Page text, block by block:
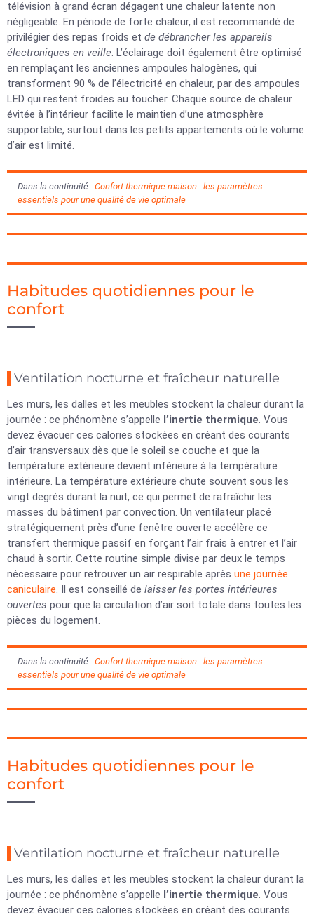
télévision à grand écran dégagent une chaleur latente non
négligeable. En période de forte chaleur, il est recommandé de
privilégier des repas froids et de débrancher les appareils
électroniques en veille. L’éclairage doit également être optimisé
en remplaçant les anciennes ampoules halogènes, qui
transforment 90 % de l’électricité en chaleur, par des ampoules
LED qui restent froides au toucher. Chaque source de chaleur
évitée à l’intérieur facilite le maintien d’une atmosphère
supportable, surtout dans les petits appartements où le volume
d’air est limité.
Dans la continuité : Confort thermique maison : les paramètres
essentiels pour une qualité de vie optimale
Habitudes quotidiennes pour le
confort
Ventilation nocturne et fraîcheur naturelle
Les murs, les dalles et les meubles stockent la chaleur durant la
journée : ce phénomène s’appelle l’inertie thermique. Vous
devez évacuer ces calories stockées en créant des courants
d’air transversaux dès que le soleil se couche et que la
température extérieure devient inférieure à la température
intérieure. La température extérieure chute souvent sous les
vingt degrés durant la nuit, ce qui permet de rafraîchir les
masses du bâtiment par convection. Un ventilateur placé
stratégiquement près d’une fenêtre ouverte accélère ce
transfert thermique passif en forçant l’air frais à entrer et l’air
chaud à sortir. Cette routine simple divise par deux le temps
nécessaire pour retrouver un air respirable après une journée
caniculaire. Il est conseillé de laisser les portes intérieures
ouvertes pour que la circulation d’air soit totale dans toutes les
pièces du logement.
Dans la continuité : Confort thermique maison : les paramètres
essentiels pour une qualité de vie optimale
Habitudes quotidiennes pour le
confort
Ventilation nocturne et fraîcheur naturelle
Les murs, les dalles et les meubles stockent la chaleur durant la
journée : ce phénomène s’appelle l’inertie thermique. Vous
devez évacuer ces calories stockées en créant des courants